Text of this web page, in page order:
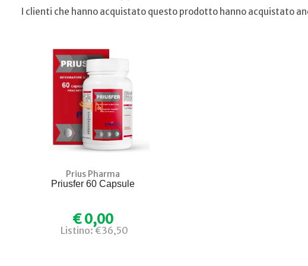
I clienti che hanno acquistato questo prodotto hanno acquistato
Prius Pharma
Priusfer 60 Capsule
€ 0,00
Listino: €36,50